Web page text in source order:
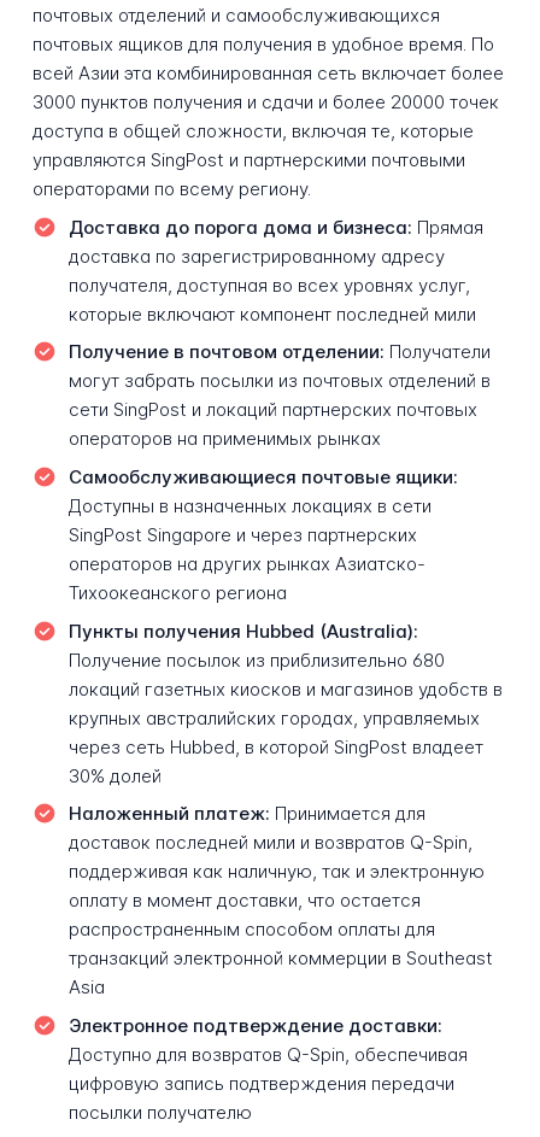
почтовых отделений и самообслуживающихся
почтовых ящиков для получения в удобное время. По
всей Азии эта комбинированная сеть включает более
3000 пунктов получения и сдачи и более 20000 точек
доступа в общей сложности, включая те, которые
управляются SingPost и партнерскими почтовыми
операторами по всему региону.
Доставка до порога дома и бизнеса: Прямая
доставка по зарегистрированному адресу
получателя, доступная во всех уровнях услуг,
которые включают компонент последней мили
Получение в почтовом отделении: Получатели
могут забрать посылки из почтовых отделений в
сети SingPost и локаций партнерских почтовых
операторов на применимых рынках
Самообслуживающиеся почтовые ящики:
Доступны в назначенных локациях в сети
SingPost Singapore и через партнерских
операторов на других рынках Азиатско-
Тихоокеанского региона
Пункты получения Hubbed (Australia):
Получение посылок из приблизительно 680
локаций газетных киосков и магазинов удобств в
крупных австралийских городах, управляемых
через сеть Hubbed, в которой SingPost владеет
30% долей
Наложенный платеж: Принимается для
доставок последней мили и возвратов Q-Spin,
поддерживая как наличную, так и электронную
оплату в момент доставки, что остается
распространенным способом оплаты для
транзакций электронной коммерции в Southeast
Asia
Электронное подтверждение доставки:
Доступно для возвратов Q-Spin, обеспечивая
цифровую запись подтверждения передачи
посылки получателю